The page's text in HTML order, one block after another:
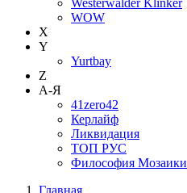
WOW
X
Y
Yurtbay
Z
А-Я
41zero42
Керлайф
Ликвидация
ТОП РУС
Философия Мозаики
Главная